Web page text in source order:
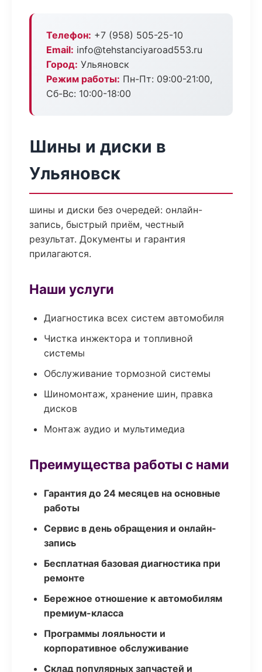
Телефон: +7 (958) 505-25-10
Email: info@tehstanciyaroad553.ru
Город: Ульяновск
Режим работы: Пн-Пт: 09:00-21:00,
Сб-Вс: 10:00-18:00
Шины и диски в
Ульяновск
шины и диски без очередей: онлайн-
запись, быстрый приём, честный
результат. Документы и гарантия
прилагаются.
Наши услуги
Диагностика всех систем автомобиля
Чистка инжектора и топливной
системы
Обслуживание тормозной системы
Шиномонтаж, хранение шин, правка
дисков
Монтаж аудио и мультимедиа
Преимущества работы с нами
Гарантия до 24 месяцев на основные
работы
Сервис в день обращения и онлайн-
запись
Бесплатная базовая диагностика при
ремонте
Бережное отношение к автомобилям
премиум-класса
Программы лояльности и
корпоративное обслуживание
Склад популярных запчастей и